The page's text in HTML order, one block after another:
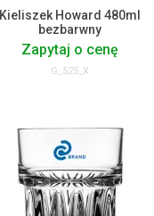
Kieliszek Howard 480ml
bezbarwny
Zapytaj o cenę
G_525_X